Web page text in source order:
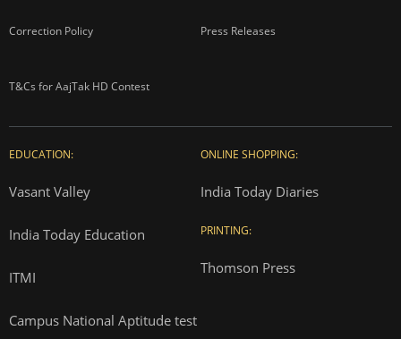
Correction Policy Press Releases
T&Cs for AajTak HD Contest
EDUCATION:
Vasant Valley
India Today Education
ITMI
Campus National Aptitude test
ONLINE SHOPPING:
India Today Diaries
PRINTING:
Thomson Press